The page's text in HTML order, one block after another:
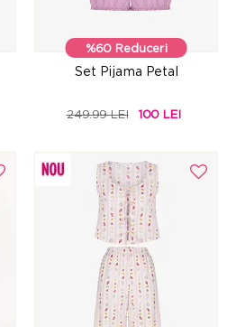
%60 Reduceri
Set Pijama Petal
249.99 LEI 100 LEI